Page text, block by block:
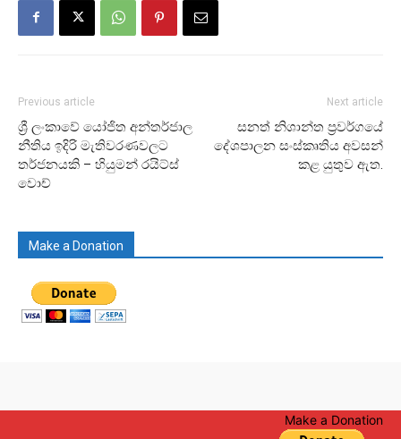
Previous article
ශ්‍රී ලංකාවේ යෝජිත අන්තර්ජාල
නීතිය ඉදිරි මැතිවරණවලට
තර්ජනයකි – හියුමන් රයිට්ස්
වොච්
Next article
සනත් නිශාන්ත ප්‍රවර්ගයේ
දේශපාලන සංස්කෘතිය අවසන්
කළ යුතුව ඇත.
Make a Donation
Make a Donation